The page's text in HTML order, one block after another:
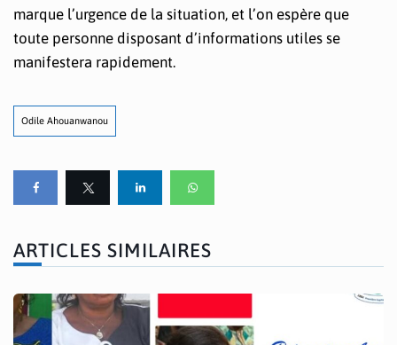
marque l’urgence de la situation, et l’on espère que
toute personne disposant d’informations utiles se
manifestera rapidement.
Odile Ahouanwanou
ARTICLES SIMILAIRES